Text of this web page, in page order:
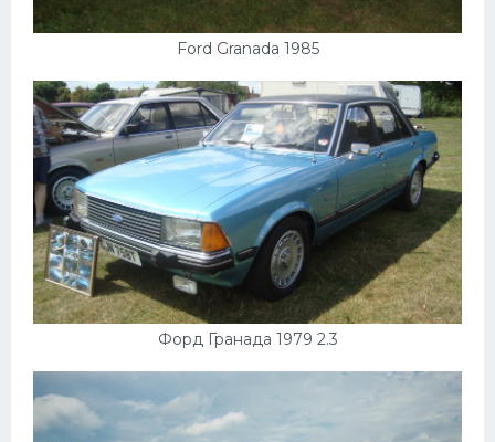
Ford Granada 1985
Форд Гранада 1979 2.3